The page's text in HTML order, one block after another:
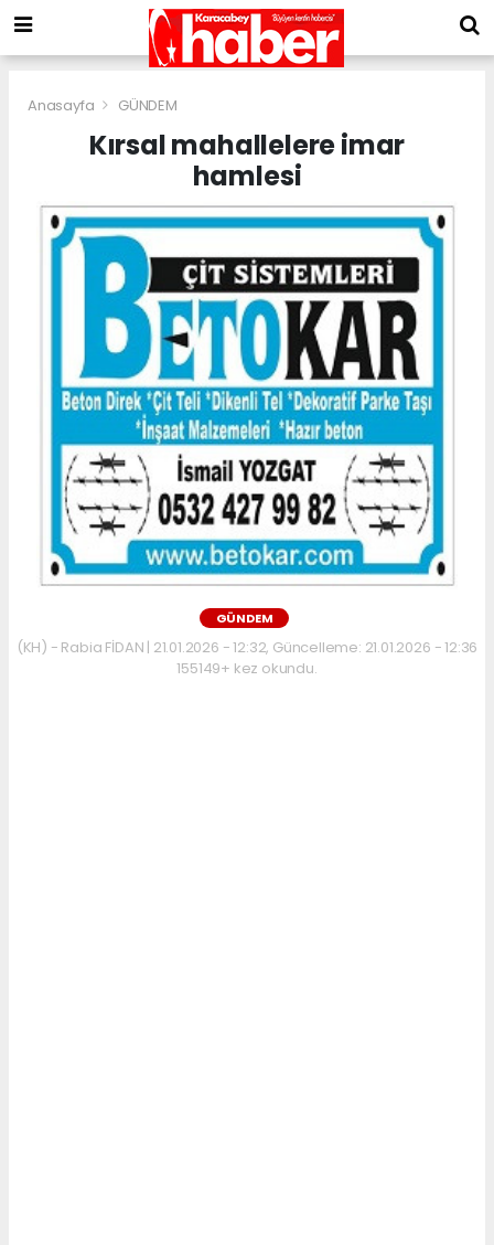
Anasayfa GÜNDEM
Kırsal mahallelere imar
hamlesi
GÜNDEM
(KH) - Rabia FİDAN | 21.01.2026 - 12:32, Güncelleme: 21.01.2026 - 12:36
155149+ kez okundu.